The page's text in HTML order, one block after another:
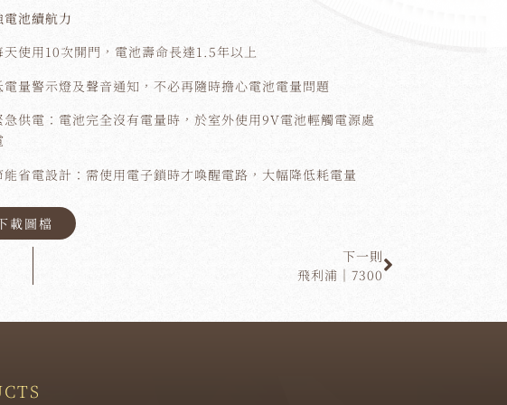
電池續航力
天使用10次開門，電池壽命長達1.5年以上
電量警示燈及聲音通知，不必再隨時擔心電池電量問題
急供電：電池完全沒有電量時，於室外使用9V電池輕觸電源處
能省電設計：需使用電子鎖時才喚醒電路，大幅降低耗電量
載圖檔
下一則
飛利浦｜7300